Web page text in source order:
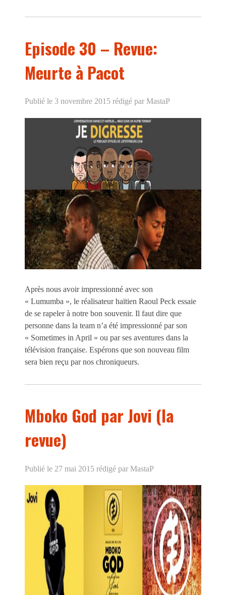
Episode 30 – Revue:
Meurte à Pacot
Publié le 3 novembre 2015 rédigé par MastaP
Après nous avoir impressionné avec son
« Lumumba », le réalisateur haïtien Raoul Peck essaie
de se rapeler à notre bon souvenir. Il faut dire que
personne dans la team n’a été impressionné par son
« Sometimes in April » ou par ses aventures dans la
télévision française. Espérons que son nouveau film
sera bien reçu par nos chroniqueurs.
Mboko God par Jovi (la
revue)
Publié le 27 mai 2015 rédigé par MastaP